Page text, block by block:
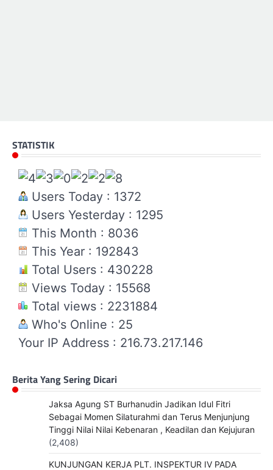
STATISTIK
Users Today : 1372
Users Yesterday : 1295
This Month : 8036
This Year : 192843
Total Users : 430228
Views Today : 15568
Total views : 2231884
Who's Online : 25
Your IP Address : 216.73.217.146
Berita Yang Sering Dicari
Jaksa Agung ST Burhanudin Jadikan Idul Fitri
Sebagai Momen Silaturahmi dan Terus Menjunjung
Tinggi Nilai Nilai Kebenaran , Keadilan dan Kejujuran
(2,408)
KUNJUNGAN KERJA PLT. INSPEKTUR IV PADA